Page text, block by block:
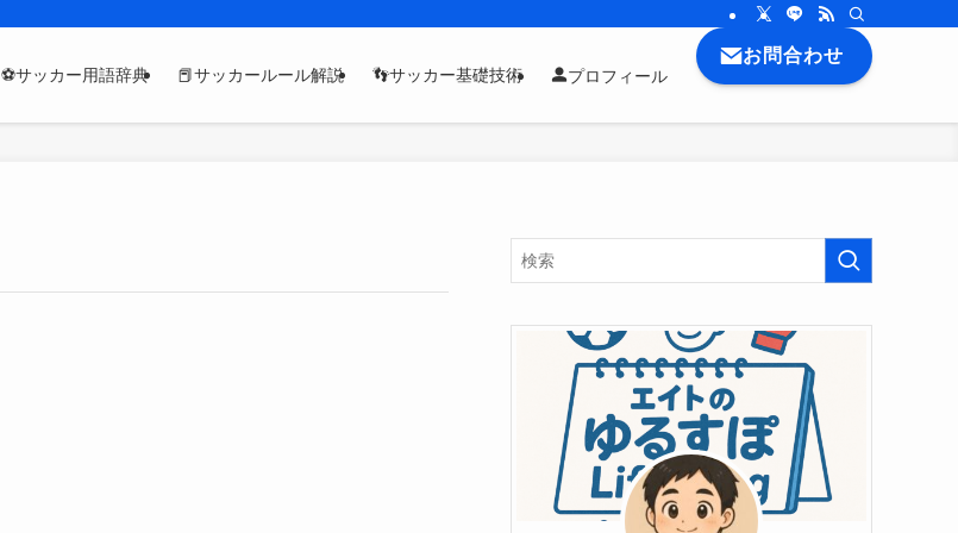
⚽サッカー用語辞典 📕サッカールール解説 👣サッカー基礎技術 プロフィール
お問合わせ